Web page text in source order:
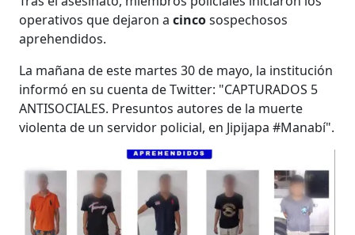
operativos que dejaron a cincosospechosos
aprehendidos.
La mañana de este martes 30 de mayo, la institución
informó en su cuenta de Twitter: "CAPTURADOS 5
ANTISOCIALES. Presuntos autores de la muerte
violenta de un servidor policial, en Jipijapa #Manabí".